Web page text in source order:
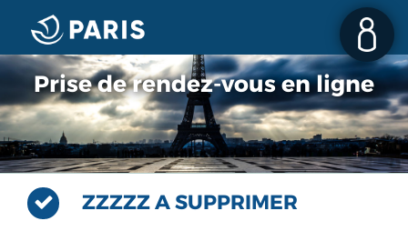
Prise de rendez-vous en ligne
ZZZZZ A SUPPRIMER